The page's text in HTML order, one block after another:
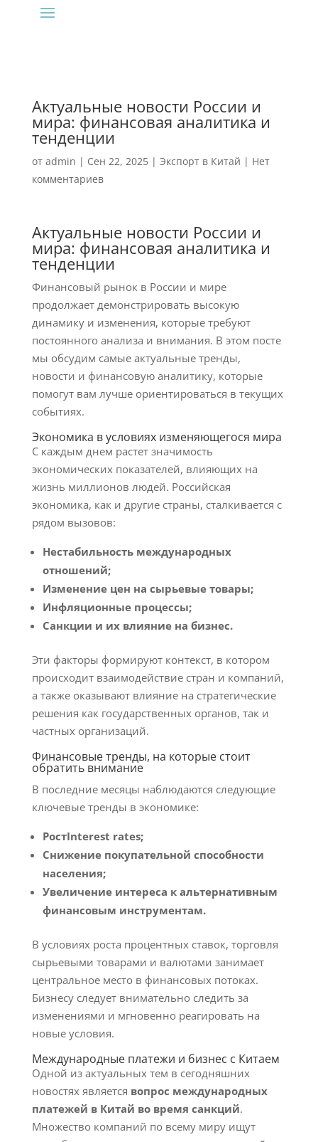
Актуальные новости России и
мира: финансовая аналитика и
тенденции
от admin | Сен 22, 2025| Экспорт в Китай | Нет
комментариев
Актуальные новости России и
мира: финансовая аналитика и
тенденции
Финансовый рынок в России и мире
продолжает демонстрировать высокую
динамику и изменения, которые требуют
постоянного анализа и внимания. В этом посте
мы обсудим самые актуальные тренды,
новости и финансовую аналитику, которые
помогут вам лучше ориентироваться в текущих
событиях.
Экономика в условиях изменяющегося мира
С каждым днем растет значимость
экономических показателей, влияющих на
жизнь миллионов людей. Российская
экономика, как и другие страны, сталкивается с
рядом вызовов:
Нестабильность международных
отношений;
Изменение цен на сырьевые товары;
Инфляционные процессы;
Санкции и их влияние на бизнес.
Эти факторы формируют контекст, в котором
происходит взаимодействие стран и компаний,
а также оказывают влияние на стратегические
решения как государственных органов, так и
частных организаций.
Финансовые тренды, на которые стоит
обратить внимание
В последние месяцы наблюдаются следующие
ключевые тренды в экономике:
РостInterest rates;
Снижение покупательной способности
населения;
Увеличение интереса к альтернативным
финансовым инструментам.
В условиях роста процентных ставок, торговля
сырьевыми товарами и валютами занимает
центральное место в финансовых потоках.
Бизнесу следует внимательно следить за
изменениями и мгновенно реагировать на
новые условия.
Международные платежи и бизнес с Китаем
Одной из актуальных тем в сегодняшних
новостях является вопрос международных
платежей в Китай во время санкций.
Множество компаний по всему миру ищут